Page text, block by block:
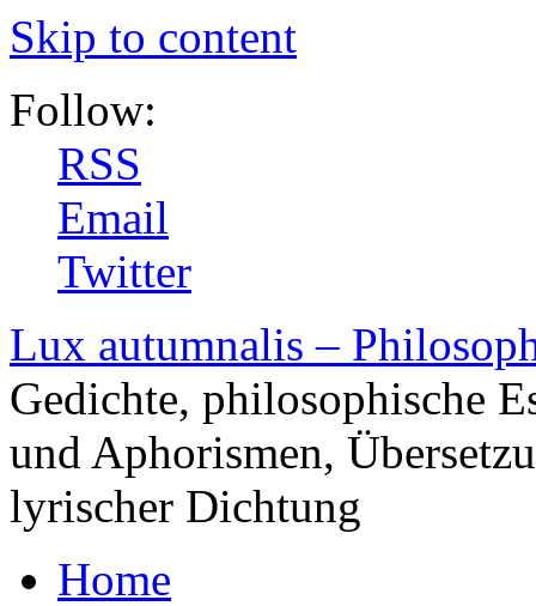
Skip to content
Follow:
RSS
Email
Twitter
Lux autumnalis –
Gedichte, philosophische
und Aphorismen,
lyrischer Dichtung
Home